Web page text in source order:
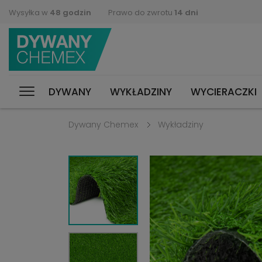
Wysyłka w 48 godzin Prawo do zwrotu 14 dni
DYWANY WYKŁADZINY WYCIERACZKI
Dywany Chemex Wykładziny